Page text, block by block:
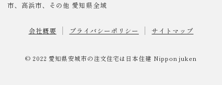
市、高浜市、その他 愛知県全域
会社概要 プライバシーポリシー サイトマップ
© 2022 愛知県安城市の注文住宅は日本住建 Nippon juken